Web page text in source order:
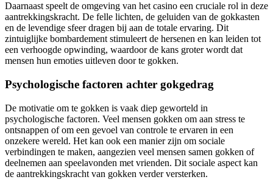
Daarnaast speelt de omgeving van het casino een cruciale rol in deze
aantrekkingskracht. De felle lichten, de geluiden van de gokkasten
en de levendige sfeer dragen bij aan de totale ervaring. Dit
zintuiglijke bombardement stimuleert de hersenen en kan leiden tot
een verhoogde opwinding, waardoor de kans groter wordt dat
mensen hun emoties uitleven door te gokken.
Psychologische factoren achter gokgedrag
De motivatie om te gokken is vaak diep geworteld in
psychologische factoren. Veel mensen gokken om aan stress te
ontsnappen of om een gevoel van controle te ervaren in een
onzekere wereld. Het kan ook een manier zijn om sociale
verbindingen te maken, aangezien veel mensen samen gokken of
deelnemen aan speelavonden met vrienden. Dit sociale aspect kan
de aantrekkingskracht van gokken verder versterken.